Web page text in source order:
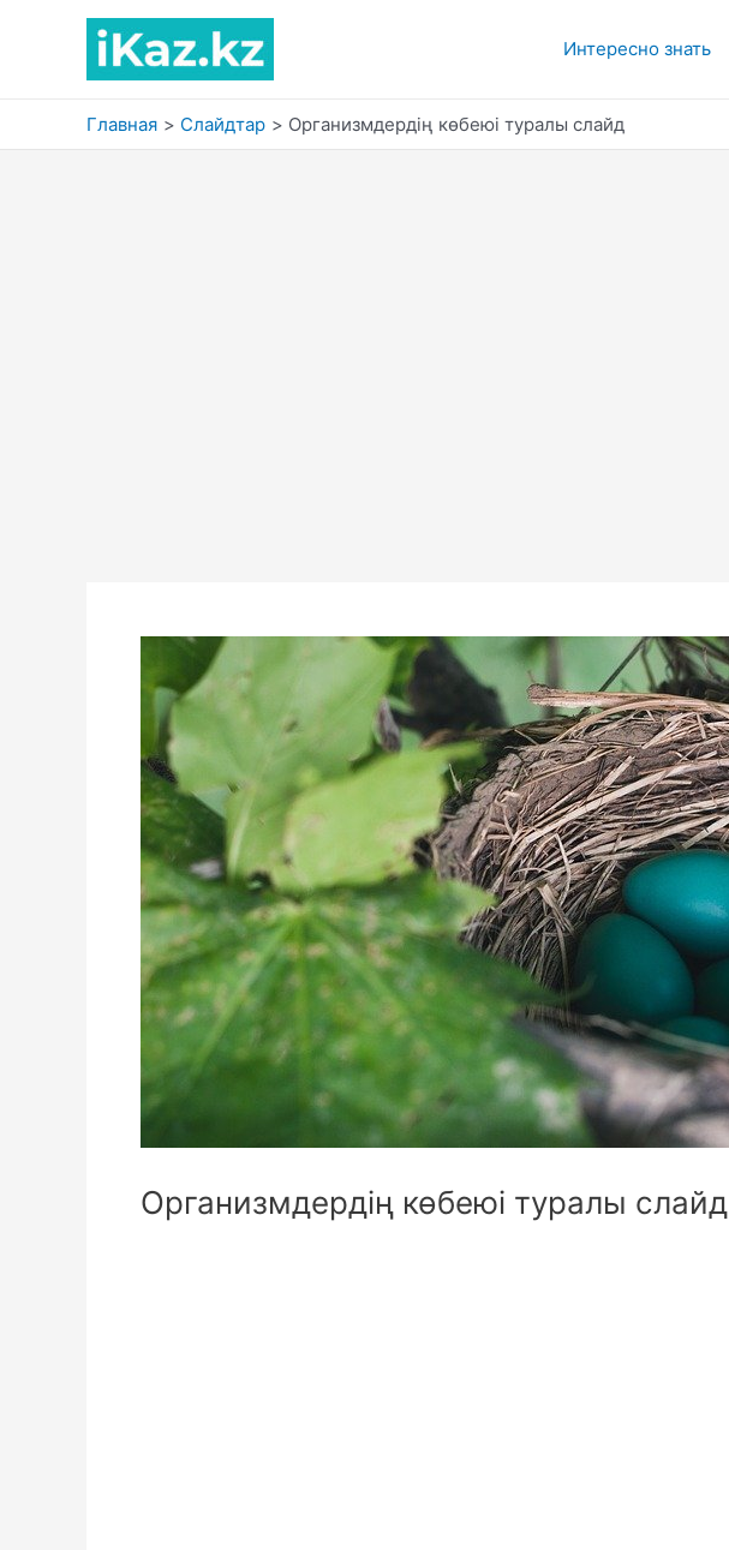
содержимому
Интересно знать
Главная Слайдтар Организмдердің көбеюі туралы слайд
Организмдердің көбеюі туралы слайд